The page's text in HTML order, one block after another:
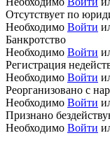
Отсутствует по
Необходимо Войти
Банкротство
Необходимо Войти
Регистрация
Необходимо Войти
Реорганизовано с
Необходимо Войти
Признано
Необходимо Войти